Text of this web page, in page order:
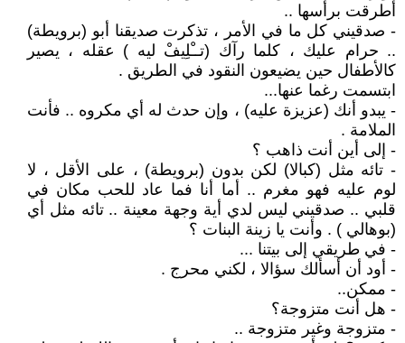
أطرقت برأسها ..
- صدقيني كل ما في الأمر ، تذكرت صديقنا أبو (برويطة)
.. حرام عليك ، كلما رآك (تــْلِيفْ ليه ) عقله ، يصير
كالأطفال حين يضيعون النقود في الطريق .
ابتسمت رغما عنها...
- يبدو أنك (عزيزة عليه) ، وإن حدث له أي مكروه .. فأنت
الملامة .
- إلى أين أنت ذاهب ؟
- تائه مثل (كبالا) لكن بدون (برويطة) ، على الأقل ، لا
لوم عليه فهو مغرم .. أما أنا فما عاد للحب مكان في
قلبي .. صدقيني ليس لدي أية وجهة معينة .. تائه مثل أي
(بوهالي ) . وأنت يا زينة البنات ؟
- في طريقي إلى بيتنا ...
- أود أن أسألك سؤالا ، لكني محرج .
- ممكن..
- هل أنت متزوجة؟
- متزوجة وغير متزوجة ..